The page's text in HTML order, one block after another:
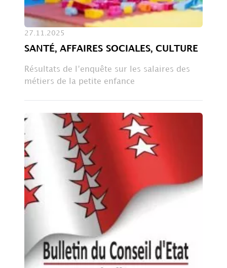
27.11.2025
SANTÉ, AFFAIRES SOCIALES, CULTURE
Résultats de l’enquête sur les salaires des
métiers de la petite enfance